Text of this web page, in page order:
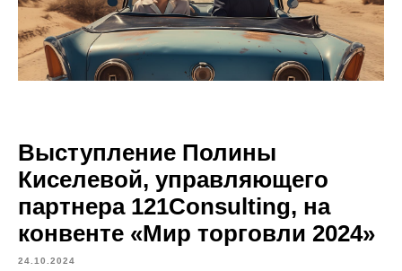
Выступление Полины
Киселевой, управляющего
партнера 121Consulting, на
конвенте «Мир торговли 2024»
24.10.2024